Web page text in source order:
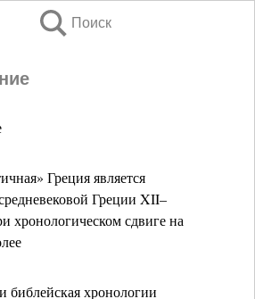
Поиск
Греция является
Греции XII–
хронологическом сдвиге на
библейская хронологии